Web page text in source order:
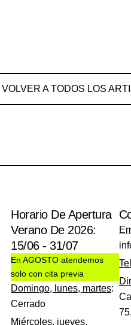
VOLVER A TODOS LOS
Horario De Apertura
Verano De 2026:
15/06 - 31/07
En AGOSTO atendemos
solo con cita previa
Domingo, lunes, martes:
Cerrado
Miércoles, jueves,